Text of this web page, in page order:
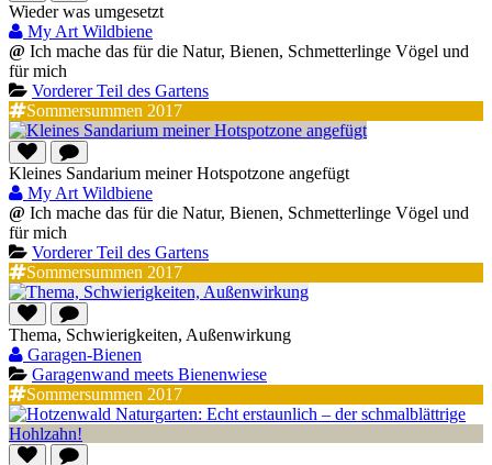
Wieder was umgesetzt
My Art Wildbiene
@ Ich mache das für die Natur, Bienen, Schmetterlinge Vögel und
für mich
Vorderer Teil des Gartens
Sommersummen 2017
Kleines Sandarium meiner Hotspotzone angefügt
My Art Wildbiene
@ Ich mache das für die Natur, Bienen, Schmetterlinge Vögel und
für mich
Vorderer Teil des Gartens
Sommersummen 2017
Thema, Schwierigkeiten, Außenwirkung
Garagen-Bienen
Garagenwand meets Bienenwiese
Sommersummen 2017